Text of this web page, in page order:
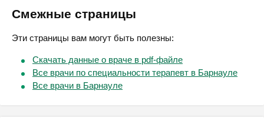
Смежные страницы
Эти страницы вам могут быть полезны:
Скачать данные о враче в pdf-файле
Все врачи по специальности терапевт в Барнауле
Все врачи в Барнауле